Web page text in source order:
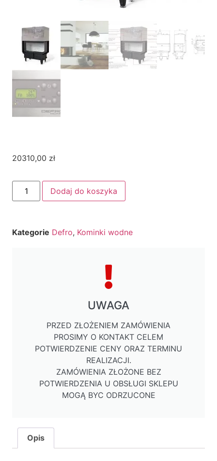
20310,00 zł
Dodaj do koszyka
Kategorie Defro, Kominki wodne
UWAGA
PRZED ZŁOŻENIEM ZAMÓWIENIA
PROSIMY O KONTAKT CELEM
POTWIERDZENIE CENY ORAZ TERMINU
REALIZACJI.
ZAMÓWIENIA ZŁOŻONE BEZ
POTWIERDZENIA U OBSŁUGI SKLEPU
MOGĄ BYC ODRZUCONE
Opis